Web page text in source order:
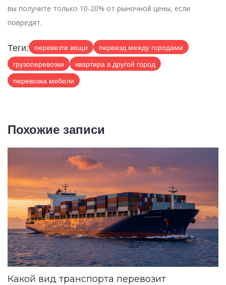
вы получите только 10-20% от рыночной цены, если
повредят.
Теги: перевезти вещи
переезд между городами
грузоперевозки
квартира в другой город
перевозка мебели
Похожие записи
Какой вид транспорта перевозит